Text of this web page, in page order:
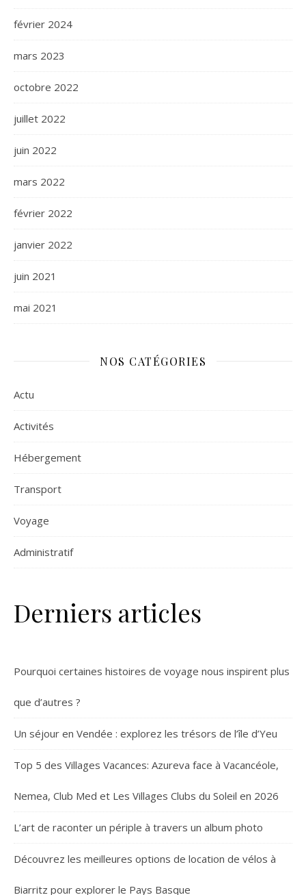
février 2024
mars 2023
octobre 2022
juillet 2022
juin 2022
mars 2022
février 2022
janvier 2022
juin 2021
mai 2021
NOS CATÉGORIES
Actu
Activités
Hébergement
Transport
Voyage
Administratif
Derniers articles
Pourquoi certaines histoires de voyage nous inspirent plus
que d’autres ?
Un séjour en Vendée : explorez les trésors de l’île d’Yeu
Top 5 des Villages Vacances: Azureva face à Vacancéole,
Nemea, Club Med et Les Villages Clubs du Soleil en 2026
L’art de raconter un périple à travers un album photo
Découvrez les meilleures options de location de vélos à
Biarritz pour explorer le Pays Basque